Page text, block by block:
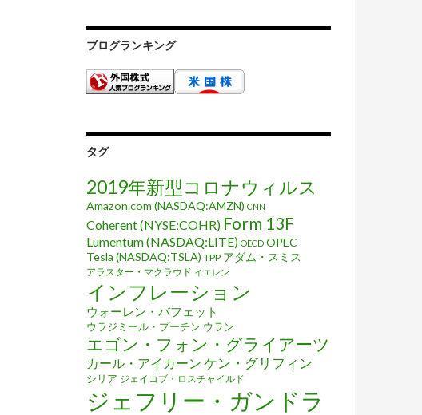
ブログランキング
タグ
2019年新型コロナウィルス
Amazon.com (NASDAQ:AMZN) CNN
Coherent (NYSE:COHR) Form 13F
Lumentum (NASDAQ:LITE) OECD OPEC
Tesla (NASDAQ:TSLA) TPP アダム・スミス
アラスター・マクラウド イエレン
インフレーション
ウォーレン・バフェット
ウラジミール・プーチン ウラン
エゴン・フォン・グライアーツ
カール・アイカーン ケン・グリフィン
シリア ジェイコブ・ロスチャイルド
ジェフリー・ガンドラ